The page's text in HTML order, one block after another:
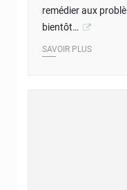
remédier aux
bientôt…
SAVOIR PLUS